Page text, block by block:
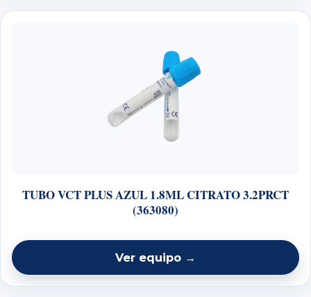
TUBO VCT PLUS AZUL 1.8ML CITRATO 3.2PRCT
(363080)
Ver equipo →